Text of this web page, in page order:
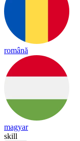
română
magyar
skill